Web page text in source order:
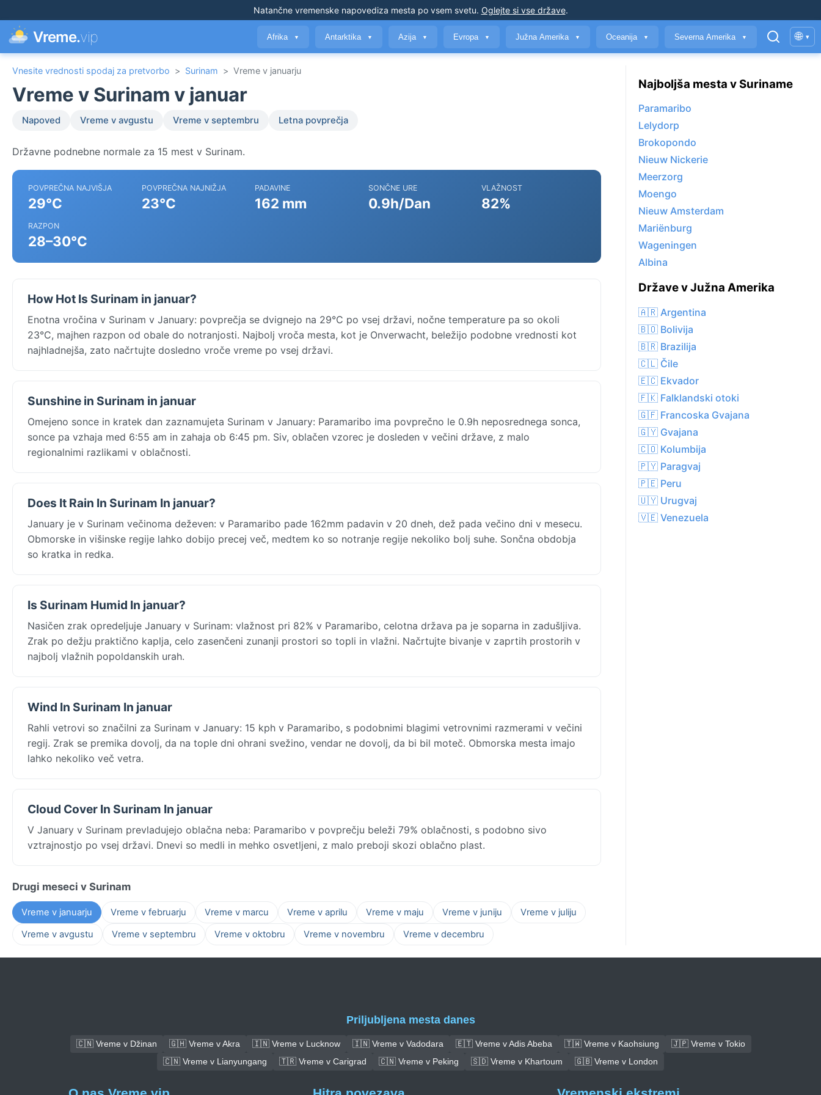
Natančne vremenske napovediza mesta po vsem svetu. Oglejte si vse države.
Vreme.vip Afrika ▼ Antarktika ▼ Azija ▼ Evropa ▼ Južna Amerika ▼ Oceanija ▼ Severna Amerika ▼ 🌐 ▾
Vnesite vrednosti spodaj za pretvorbo > Surinam > Vreme v januarju
Vreme v Surinam v januar
Napoved Vreme v avgustu Vreme v septembru Letna povprečja
Državne podnebne normale za 15 mest v Surinam.
POVPREČNA NAJVIŠJA
29°C
POVPREČNA NAJNIŽJA
23°C
PADAVINE
162 mm
SONČNE URE
0.9h/Dan
VLAŽNOST
82%
RAZPON
28–30°C
How Hot Is Surinam in januar?
Enotna vročina v Surinam v January: povprečja se dvignejo na 29°C po vsej državi, nočne temperature pa so okoli
23°C, majhen razpon od obale do notranjosti. Najbolj vroča mesta, kot je Onverwacht, beležijo podobne vrednosti kot
najhladnejša, zato načrtujte dosledno vroče vreme po vsej državi.
Sunshine in Surinam in januar
Omejeno sonce in kratek dan zaznamujeta Surinam v January: Paramaribo ima povprečno le 0.9h neposrednega sonca,
sonce pa vzhaja med 6:55 am in zahaja ob 6:45 pm. Siv, oblačen vzorec je dosleden v večini države, z malo
regionalnimi razlikami v oblačnosti.
Does It Rain In Surinam In januar?
January je v Surinam večinoma deževen: v Paramaribo pade 162mm padavin v 20 dneh, dež pada večino dni v mesecu.
Obmorske in višinske regije lahko dobijo precej več, medtem ko so notranje regije nekoliko bolj suhe. Sončna obdobja
so kratka in redka.
Is Surinam Humid In januar?
Nasičen zrak opredeljuje January v Surinam: vlažnost pri 82% v Paramaribo, celotna država pa je soparna in zadušljiva.
Zrak po dežju praktično kaplja, celo zasenčeni zunanji prostori so topli in vlažni. Načrtujte bivanje v zaprtih prostorih v
najbolj vlažnih popoldanskih urah.
Wind In Surinam In januar
Rahli vetrovi so značilni za Surinam v January: 15 kph v Paramaribo, s podobnimi blagimi vetrovnimi razmerami v večini
regij. Zrak se premika dovolj, da na tople dni ohrani svežino, vendar ne dovolj, da bi bil moteč. Obmorska mesta imajo
lahko nekoliko več vetra.
Cloud Cover In Surinam In januar
V January v Surinam prevladujejo oblačna neba: Paramaribo v povprečju beleži 79% oblačnosti, s podobno sivo
vztrajnostjo po vsej državi. Dnevi so medli in mehko osvetljeni, z malo preboji skozi oblačno plast.
Drugi meseci v Surinam
Vreme v januarju Vreme v februarju Vreme v marcu Vreme v aprilu Vreme v maju Vreme v juniju
Vreme v juliju
Vreme v avgustu
Vreme v septembru Vreme v oktobru Vreme v novembru Vreme v decembru
Najboljša mesta v Suriname
Paramaribo
Lelydorp
Brokopondo
Nieuw Nickerie
Meerzorg
Moengo
Nieuw Amsterdam
Mariënburg
Wageningen
Albina
Države v Južna Amerika
🇦🇷 Argentina
🇧🇴 Bolivija
🇧🇷 Brazilija
🇨🇱 Čile
🇪🇨 Ekvador
🇫🇰 Falklandski otoki
🇬🇫 Francoska Gvajana
🇬🇾 Gvajana
🇨🇴 Kolumbija
🇵🇾 Paragvaj
🇵🇪 Peru
🇺🇾 Urugvaj
🇻🇪 Venezuela
Priljubljena mesta danes
🇨🇳 Vreme v Džinan 🇬🇭 Vreme v Akra 🇮🇳 Vreme v Lucknow 🇮🇳 Vreme v Vadodara 🇪🇹 Vreme v Adis Abeba 🇹🇼 Vreme v Kaohsiung
🇯🇵 Vreme v Tokio
🇨🇳 Vreme v Lianyungang
🇹🇷 Vreme v Carigrad 🇨🇳 Vreme v Peking 🇸🇩 Vreme v Khartoum 🇬🇧 Vreme v London